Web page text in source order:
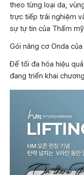
theo từng loại da,
trực tiếp trải nghiệm
sự tự tin của Thẩm
Gói nâng cơ Onda
Để tối đa hóa hiệu
đang triển khai